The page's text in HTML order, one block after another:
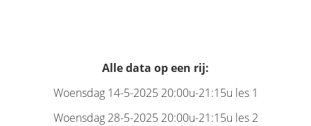
Alle data op een rij:
Woensdag 14-5-2025 20:00u-21:15u les 1
Woensdag 28-5-2025 20:00u-21:15u les 2